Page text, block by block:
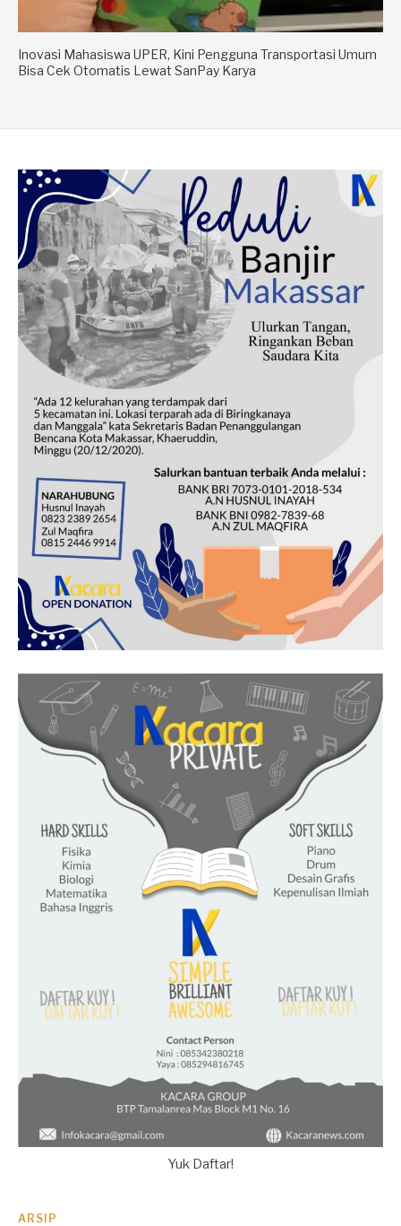
Inovasi Mahasiswa UPER, Kini Pengguna Transportasi Umum
Bisa Cek Otomatis Lewat SanPay Karya
Yuk Daftar!
ARSIP